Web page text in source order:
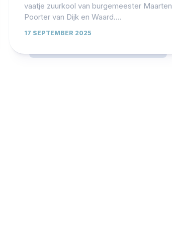
vaatje zuurkool van burgemeester Maarten
Poorter van Dijk en Waard....
17 SEPTEMBER 2025